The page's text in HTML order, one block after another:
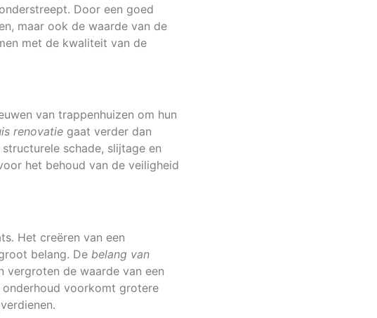
Door een goed
maar ook de waarde van de
met de kwaliteit van de
van trappenhuizen om hun
renovatie gaat verder dan
schade, slijtage en
het behoud van de veiligheid
Het creëren van een
belang. De belang van
vergroten de waarde van een
onderhoud voorkomt grotere